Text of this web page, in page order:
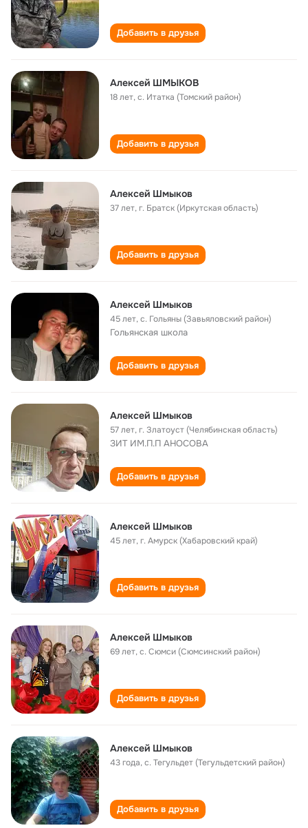
Добавить в друзья
Алексей ШМЫКОВ
18 лет,с. Итатка (Томский район)
Добавить в друзья
Алексей Шмыков
37 лет,г. Братск (Иркутская область)
Добавить в друзья
Алексей Шмыков
45 лет,с. Гольяны (Завьяловский район)
Гольянская школа
Добавить в друзья
Алексей Шмыков
57 лет,г. Златоуст (Челябинская область)
ЗИТ ИМ.П.П АНОСОВА
Добавить в друзья
Алексей Шмыков
45 лет,г. Амурск (Хабаровский край)
Добавить в друзья
Алексей Шмыков
69 лет,с. Сюмси (Сюмсинский район)
Добавить в друзья
Алексей Шмыков
43 года,с. Тегульдет (Тегульдетский район)
Добавить в друзья